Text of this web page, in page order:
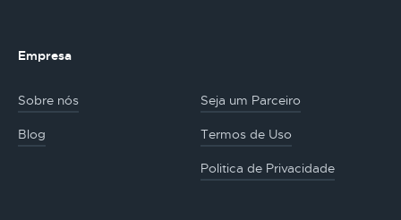
Empresa
Sobre nós Seja um Parceiro
Blog Termos de Uso
Politica de Privacidade